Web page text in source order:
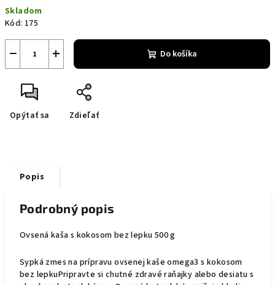
cena:
Skladom
Kód: 175
+
− Do košíka
Opýtať sa Zdieľať
Popis
Podrobný popis
Ovsená kaša s kokosom bez lepku 500 g
Sypká zmes na prípravu ovsenej kaše omega3 s kokosom
bez lepkuPripravte si chutné zdravé raňajky alebo desiatu s